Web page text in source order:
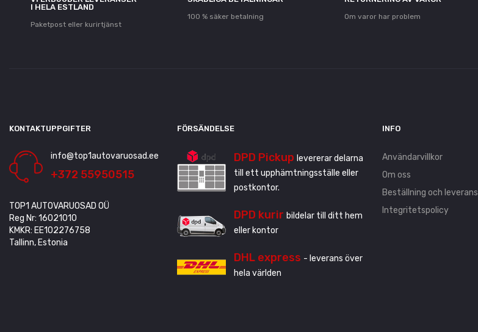
I HELA ESTLAND
Paketpost eller kurirtjänst
100 % säker betalning Om varor har problem
KONTAKTUPPGIFTER
info@top1autovaruosad.ee
+372 55950515
TOP1 AUTOVARUOSAD OÜ
Reg Nr: 16021010
KMKR: EE102276758
Tallinn, Estonia
FÖRSÄNDELSE
DPD Pickup levererar delarna
till ett upphämtningsställe eller
postkontor.
DPD kurir bildelar till ditt hem
eller kontor
DHL express - leverans över
hela världen
INFO
Användarvillkor
Om oss
Beställning och leverans
Integritetspolicy